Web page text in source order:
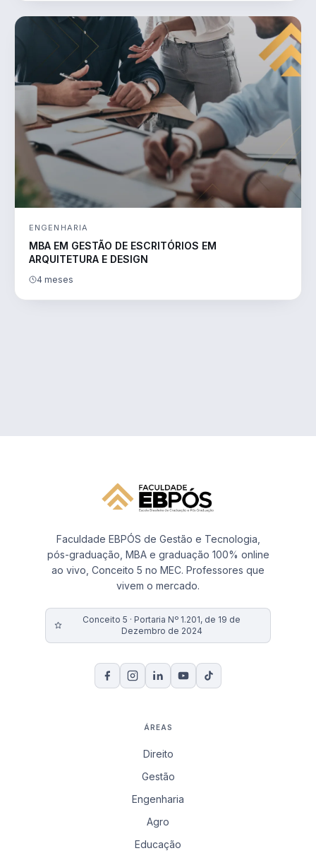
ENGENHARIA
MBA EM GESTÃO DE ESCRITÓRIOS EM
ARQUITETURA E DESIGN
4 meses
Faculdade EBPÓS de Gestão e Tecnologia,
pós-graduação, MBA e graduação 100% online
ao vivo, Conceito 5 no MEC. Professores que
vivem o mercado.
Conceito 5 · Portaria Nº 1.201, de 19 de
Dezembro de 2024
ÁREAS
Direito
Gestão
Engenharia
Agro
Educação